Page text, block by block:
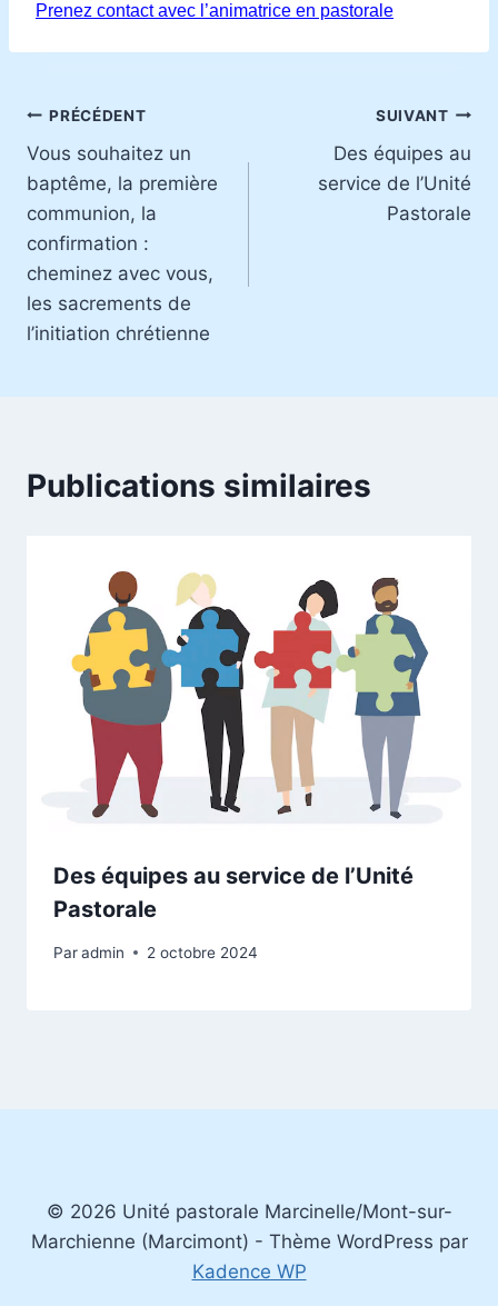
Prenez contact avec l’animatrice en pastorale
Navigation
de
l’article
PRÉCÉDENT
Vous souhaitez un
baptême, la première
communion, la
confirmation :
cheminez avec vous,
les sacrements de
l’initiation chrétienne
SUIVANT
Des équipes au
service de l’Unité
Pastorale
Publications similaires
Des équipes au service de l’Unité
Pastorale
Paradmin 2 octobre 2024
© 2026 Unité pastorale Marcinelle/Mont-sur-
Marchienne (Marcimont) - Thème WordPress par
Kadence WP